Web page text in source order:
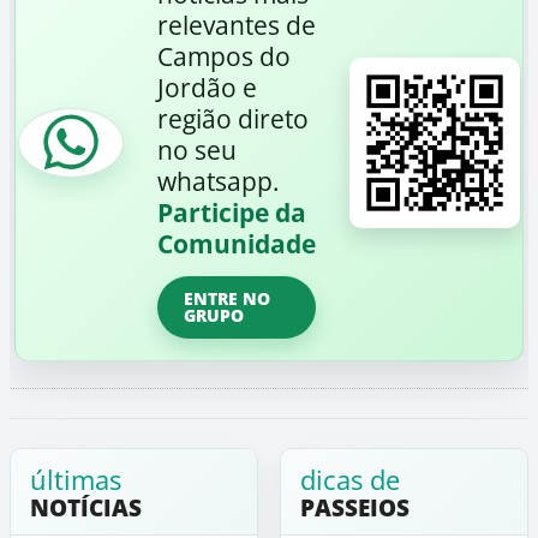
relevantes de
Campos do
Jordão e
região direto
no seu
whatsapp.
Participe da
Comunidade
ENTRE NO
GRUPO
últimas
NOTÍCIAS
dicas de
PASSEIOS